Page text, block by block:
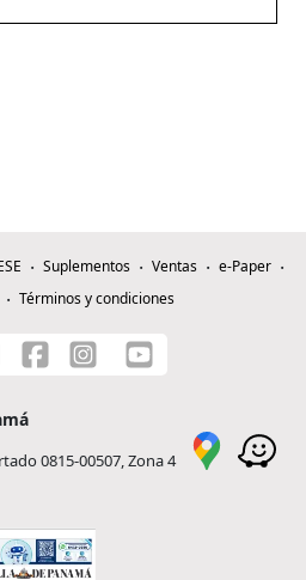
Suplementos Ventas
e-Paper
Términos y condiciones
0815-00507, Zona 4